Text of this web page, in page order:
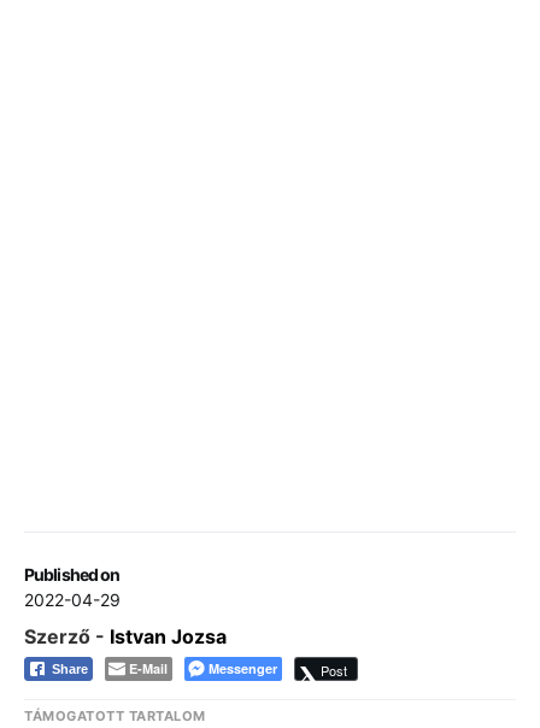
Published on
2022-04-29
Szerző - Istvan Jozsa
Share E-Mail Messenger Post
TÁMOGATOTT TARTALOM